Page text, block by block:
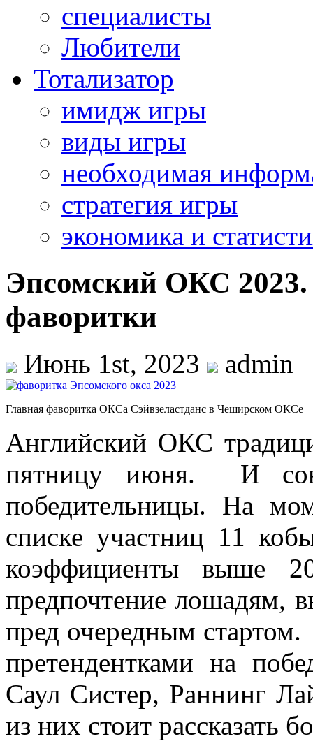
специалисты
Любители
Тотализатор
имидж игры
виды игры
необходимая
стратегия игры
экономика и
Эпсомский ОКС 2023.
фаворитки
Июнь 1st, 2023 admin
Главная фаворитка ОКСа Сэйвзеластданс в Чеширском ОКСе
Английский ОКС
пятницу июня. И
победительницы. На
списке участниц 11
коэффициенты выше
предпочтение лошадям,
пред очередным
претендентками на
Саул Систер, Раннинг
из них стоит рассказать